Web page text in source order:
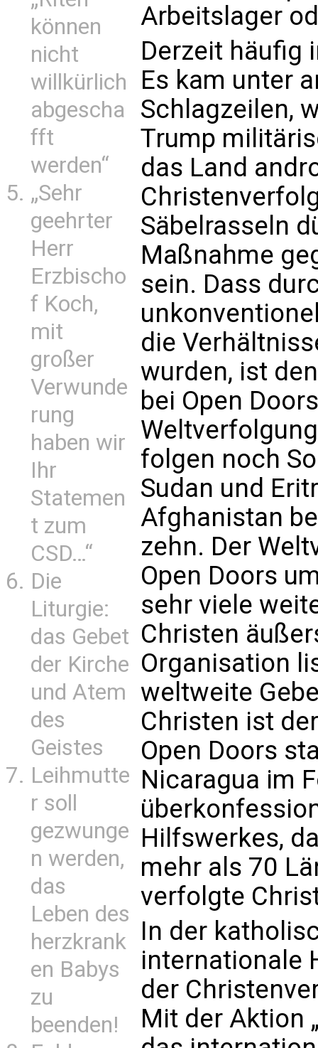
können
nicht
willkürlich
abgescha
fft
werden“
„Sehr
geehrter
Herr
Erzbischo
f Koch,
mit
großer
Verwunde
rung
haben wir
Ihr
Statemen
t zum
CSD…“
Die
Liturgie:
das Gebet
der Kirche
und Atem
des
Geistes
Leihmutte
r soll
gezwunge
n werden,
das
Leben des
herzkrank
en Babys
zu
beenden!
Arbeitslager
Derzeit häufig
Es kam unter
Schlagzeilen,
Trump
das Land
Säbelrasseln
Maßnahme
sein. Dass
die
wurden, ist
bei Open
folgen noch
Sudan und
Afghanistan
zehn. Der
Open Doors
sehr viele
Christen
Organisation
weltweite
Christen ist
Open Doors
Nicaragua im
Hilfswerkes,
mehr als 70
verfolgte
In der
internationale
der
Mit der Aktion